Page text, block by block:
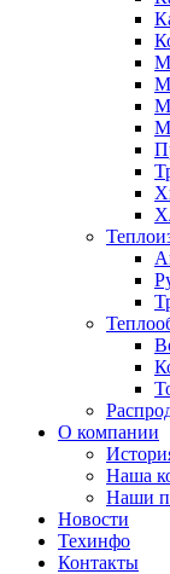
О компании
Наша
Наши
Новости
Техинфо
Контакты